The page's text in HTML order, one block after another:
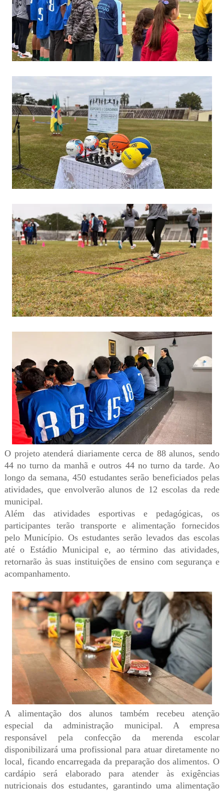
O projeto atenderá diariamente cerca de 88 alunos, sendo
44 no turno da manhã e outros 44 no turno da tarde. Ao
longo da semana, 450 estudantes serão beneficiados pelas
atividades, que envolverão alunos de 12 escolas da rede
municipal.
Além das atividades esportivas e pedagógicas, os
participantes terão transporte e alimentação fornecidos
pelo Município. Os estudantes serão levados das escolas
até o Estádio Municipal e, ao término das atividades,
retornarão às suas instituições de ensino com segurança e
acompanhamento.
A alimentação dos alunos também recebeu atenção
especial da administração municipal. A empresa
responsável pela confecção da merenda escolar
disponibilizará uma profissional para atuar diretamente no
local, ficando encarregada da preparação dos alimentos. O
cardápio será elaborado para atender às exigências
nutricionais dos estudantes, garantindo uma alimentação